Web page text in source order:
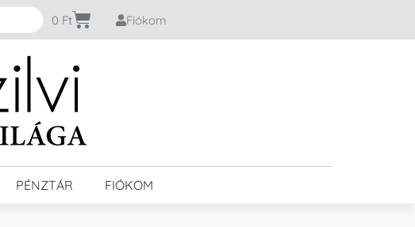
0 Ft Fiókom
PÉNZTÁR FIÓKOM